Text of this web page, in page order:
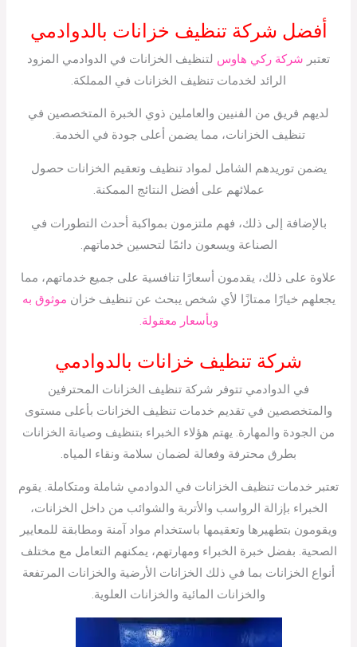
أفضل شركة تنظيف خزانات بالدوادمي
تعتبر شركة ركي هاوس لتنظيف الخزانات في الدوادمي المزود
الرائد لخدمات تنظيف الخزانات في المملكة.
لديهم فريق من الفنيين والعاملين ذوي الخبرة المتخصصين في
تنظيف الخزانات، مما يضمن أعلى جودة في الخدمة.
يضمن توريدهم الشامل لمواد تنظيف وتعقيم الخزانات حصول
عملائهم على أفضل النتائج الممكنة.
بالإضافة إلى ذلك، فهم ملتزمون بمواكبة أحدث التطورات في
الصناعة ويسعون دائمًا لتحسين خدماتهم.
علاوة على ذلك، يقدمون أسعارًا تنافسية على جميع خدماتهم، مما
يجعلهم خيارًا ممتازًا لأي شخص يبحث عن تنظيف خزان موثوق به
وبأسعار معقولة.
شركة تنظيف خزانات بالدوادمي
في الدوادمي تتوفر شركة تنظيف الخزانات المحترفين
والمتخصصين في تقديم خدمات تنظيف الخزانات بأعلى مستوى
من الجودة والمهارة. يهتم هؤلاء الخبراء بتنظيف وصيانة الخزانات
بطرق محترفة وفعالة لضمان سلامة ونقاء المياه.
تعتبر خدمات تنظيف الخزانات في الدوادمي شاملة ومتكاملة. يقوم
الخبراء بإزالة الرواسب والأتربة والشوائب من داخل الخزانات،
ويقومون بتطهيرها وتعقيمها باستخدام مواد آمنة ومطابقة للمعايير
الصحية. بفضل خبرة الخبراء ومهارتهم، يمكنهم التعامل مع مختلف
أنواع الخزانات بما في ذلك الخزانات الأرضية والخزانات المرتفعة
والخزانات المائية والخزانات العلوية.